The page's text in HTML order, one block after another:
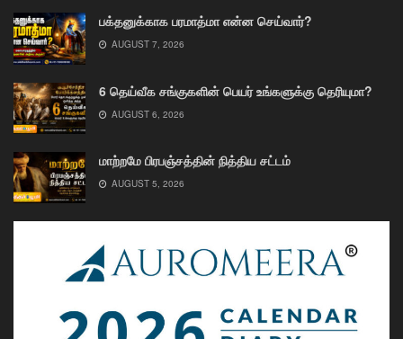
பக்தனுக்காக பரமாத்மா என்ன செய்வார்?
AUGUST 7, 2026
6 தெய்வீக சங்குகளின் பெயர் உங்களுக்கு தெரியுமா?
AUGUST 6, 2026
மாற்றமே பிரபஞ்சத்தின் நித்திய சட்டம்
AUGUST 5, 2026